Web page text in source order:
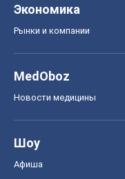
Экономика
Рынки и компании
MedOboz
Новости медицины
Шоу
Афиша